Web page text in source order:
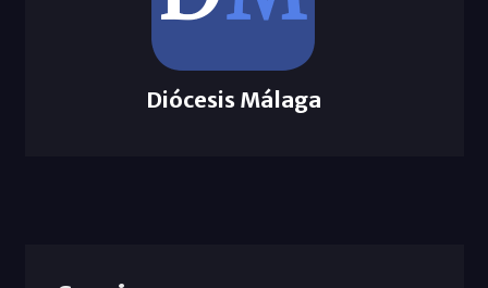
Diócesis Málaga